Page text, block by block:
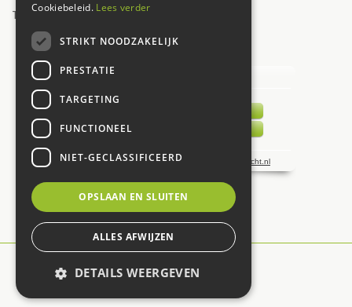
Toon alle openingstijden
UW MENING TELT!
Green Solutions
Cookiebeleid. Lees verder
STRIKT NOODZAKELIJK
PRESTATIE
TARGETING
FUNCTIONEEL
NIET-GECLASSIFICEERD
OPSLAAN EN SLUITEN
ALLES AFWIJZEN
DETAILS WEERGEVEN